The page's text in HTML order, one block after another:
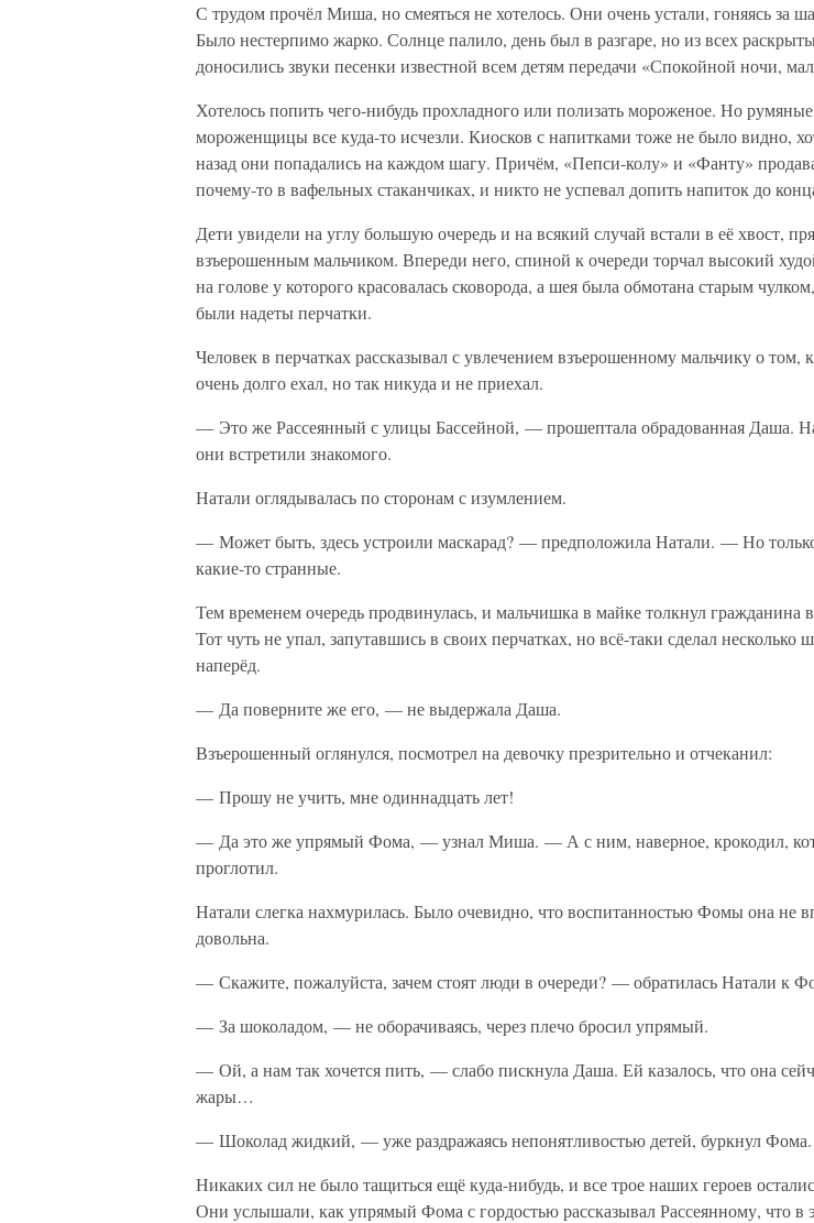
С трудом прочёл Миша, но смеяться не хотелось. Они очень устали, гоняясь за
Было нестерпимо жарко. Солнце палило, день был в разгаре, но из всех
доносились звуки песенки известной всем детям передачи «Спокойной ночи,
Хотелось попить чего-нибудь прохладного или полизать мороженое. Но румяные
мороженщицы все куда-то исчезли. Киосков с напитками тоже не было видно,
назад они попадались на каждом шагу. Причём, «Пепси-колу» и «Фанту»
почему-то в вафельных стаканчиках, и никто не успевал допить напиток до
Дети увидели на углу большую очередь и на всякий случай встали в её хвост,
взъерошенным мальчиком. Впереди него, спиной к очереди торчал высокий
на голове у которого красовалась сковорода, а шея была обмотана старым
были надеты перчатки.
Человек в перчатках рассказывал с увлечением взъерошенному мальчику о том,
очень долго ехал, но так никуда и не приехал.
— Это же Рассеянный с улицы Бассейной, — прошептала обрадованная Даша.
они встретили знакомого.
Натали оглядывалась по сторонам с изумлением.
— Может быть, здесь устроили маскарад? — предположила Натали. — Но
какие-то странные.
Тем временем очередь продвинулась, и мальчишка в майке толкнул гражданина
Тот чуть не упал, запутавшись в своих перчатках, но всё-таки сделал несколько
наперёд.
— Да поверните же его, — не выдержала Даша.
Взъерошенный оглянулся, посмотрел на девочку презрительно и отчеканил:
— Прошу не учить, мне одиннадцать лет!
— Да это же упрямый Фома, — узнал Миша. — А с ним, наверное, крокодил,
проглотил.
Натали слегка нахмурилась. Было очевидно, что воспитанностью Фомы она не
довольна.
— Скажите, пожалуйста, зачем стоят люди в очереди? — обратилась Натали к
— За шоколадом, — не оборачиваясь, через плечо бросил упрямый.
— Ой, а нам так хочется пить, — слабо пискнула Даша. Ей казалось, что она
жары…
— Шоколад жидкий, — уже раздражаясь непонятливостью детей, буркнул Фома.
Никаких сил не было тащиться ещё куда-нибудь, и все трое наших героев
Они услышали, как упрямый Фома с гордостью рассказывал Рассеянному, что в